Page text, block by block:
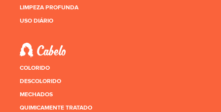
LIMPEZA PROFUNDA
USO DIÁRIO
COLORIDO
DESCOLORIDO
MECHADOS
QUIMICAMENTE TRATADO